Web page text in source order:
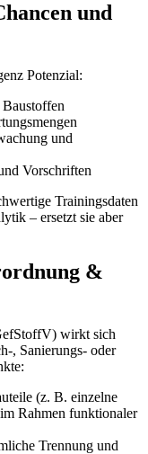
und
Potenzial:
und
Vorschriften
Trainingsdaten
– ersetzt sie aber
&
wirkt sich
, Sanierungs- oder
(z. B. einzelne
Rahmen funktionaler
Trennung und